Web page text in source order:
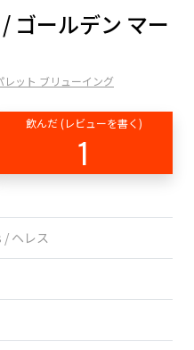
ゴールデン マー
レット ブリューイング
飲んだ (レビューを書く)
1
/ ヘレス